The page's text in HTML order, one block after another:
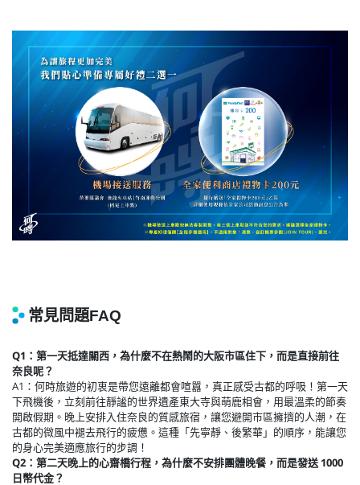
Q1：第一天抵達關西，為什麼不在熱鬧的大阪市區住下，而是直接前往
奈良呢？
A1：何時旅遊的初衷是帶您遠離都會喧囂，真正感受古都的呼吸！第一天
下飛機後，立刻前往靜謐的世界遺產東大寺與萌鹿相會，用最溫柔的節奏
開啟假期。晚上安排入住奈良的質感旅宿，讓您避開市區擁擠的人潮，在
古都的微風中褪去飛行的疲憊。這種「先寧靜、後繁華」的順序，能讓您
的身心完美適應旅行的步調！
Q2：第二天晚上的心齋橋行程，為什麼不安排團體晚餐，而是發送 1000
日幣代金？